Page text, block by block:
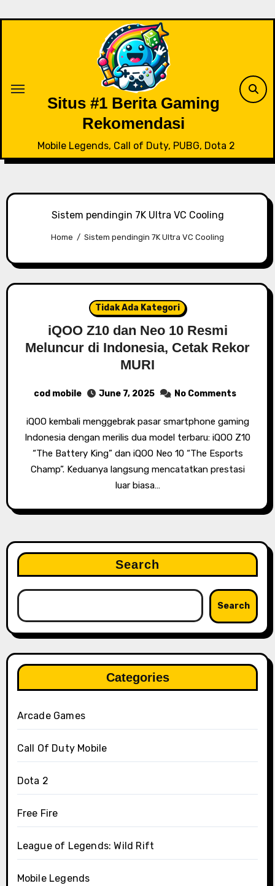
Situs #1 Berita Gaming
Rekomendasi
Mobile Legends, Call of Duty, PUBG, Dota 2
Sistem pendingin 7K Ultra VC Cooling
Home Sistem pendingin 7K Ultra VC Cooling
Tidak Ada Kategori
iQOO Z10 dan Neo 10 Resmi
Meluncur di Indonesia, Cetak Rekor
MURI
cod mobile June 7, 2025 No Comments
iQOO kembali menggebrak pasar smartphone gaming
Indonesia dengan merilis dua model terbaru: iQOO Z10
“The Battery King” dan iQOO Neo 10 “The Esports
Champ”. Keduanya langsung mencatatkan prestasi
luar biasa…
Search
Search
Categories
Arcade Games
Call Of Duty Mobile
Dota 2
Free Fire
League of Legends: Wild Rift
Mobile Legends